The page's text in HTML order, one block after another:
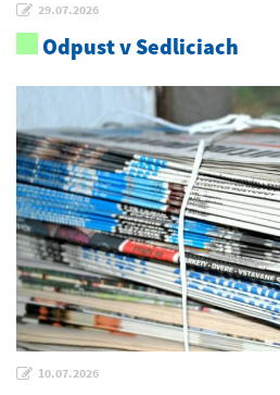
29.07.2026
Odpust v Sedliciach
10.07.2026